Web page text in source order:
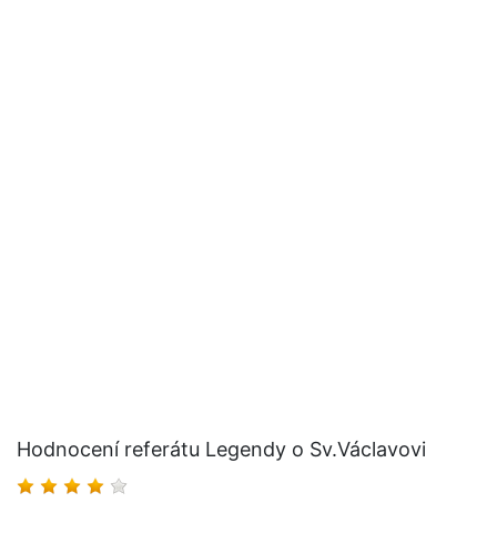
Hodnocení referátu Legendy o Sv.Václavovi